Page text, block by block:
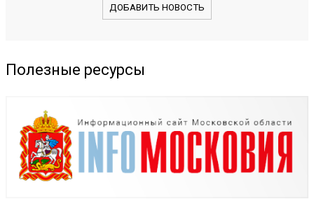
ДОБАВИТЬ НОВОСТЬ
Полезные ресурсы